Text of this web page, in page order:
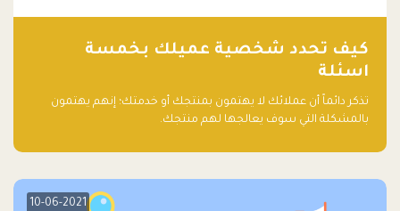
كيف تحدد شخصية عميلك بخمسة
اسئلة
تذكر دائماً أن عملائك لا يهتمون بمنتجك أو خدمتك؛ إنهم يهتمون
بالمشكلة التي سوف يعالجها لهم منتجك.
10-06-2021